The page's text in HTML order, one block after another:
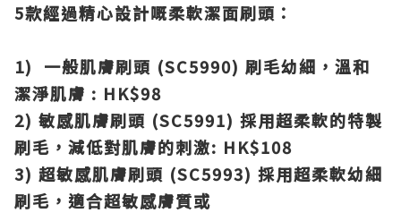
5款經過精心設計嘅柔軟潔面刷頭：
1) 一般肌膚刷頭 (SC5990) 刷毛幼細，溫和
潔淨肌膚 : HK$98
2) 敏感肌膚刷頭 (SC5991) 採用超柔軟的特製
刷毛，減低對肌膚的刺激: HK$108
3) 超敏感肌膚刷頭 (SC5993) 採用超柔軟幼細
刷毛，適合超敏感膚質或